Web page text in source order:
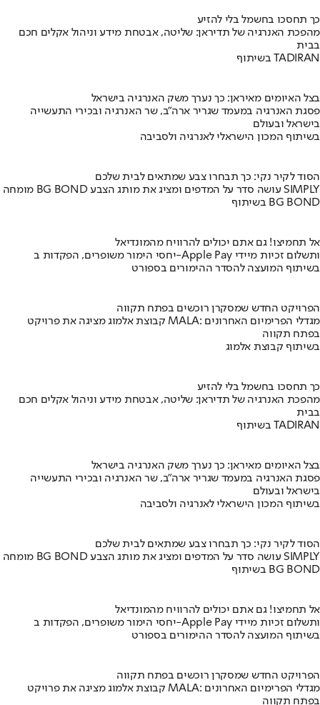
כך תחסכו בחשמל בלי להזיע
מהפכת האנרגיה של תדיראן: שליטה, אבטחת מידע וניהול אקלים חכם
בבית
בשיתוף TADIRAN
בצל האיומים מאיראן: כך נערך משק האנרגיה בישראל
פסגת האנרגיה במעמד שגריר ארה"ב, שר האנרגיה ובכירי התעשייה
בישראל ובעולם
בשיתוף המכון הישראלי לאנרגיה ולסביבה
הסוד לקיר נקי: כך תבחרו צבע שמתאים לבית שלכם
מומחה BG BOND עושה סדר על המדפים ומציג את מותג הצבע SIMPLY
בשיתוף BG BOND
אל תחמיצו! גם אתם יכולים להרוויח מהמונדיאל
יחסי הימור משופרים, הפקדות ב-Apple Pay ותשלום זכיות מיידי
בשיתוף המועצה להסדר ההימורים בספורט
הפרויקט החדש שמסקרן רוכשים בפתח תקווה
קבוצת אלמוג מציגה את פרויקט MALA: מגדלי הפרימיום האחרונים
בפתח תקווה
בשיתוף קבוצת אלמוג
כך תחסכו בחשמל בלי להזיע
מהפכת האנרגיה של תדיראן: שליטה, אבטחת מידע וניהול אקלים חכם
בבית
בשיתוף TADIRAN
בצל האיומים מאיראן: כך נערך משק האנרגיה בישראל
פסגת האנרגיה במעמד שגריר ארה"ב, שר האנרגיה ובכירי התעשייה
בישראל ובעולם
בשיתוף המכון הישראלי לאנרגיה ולסביבה
הסוד לקיר נקי: כך תבחרו צבע שמתאים לבית שלכם
מומחה BG BOND עושה סדר על המדפים ומציג את מותג הצבע SIMPLY
בשיתוף BG BOND
אל תחמיצו! גם אתם יכולים להרוויח מהמונדיאל
יחסי הימור משופרים, הפקדות ב-Apple Pay ותשלום זכיות מיידי
בשיתוף המועצה להסדר ההימורים בספורט
הפרויקט החדש שמסקרן רוכשים בפתח תקווה
קבוצת אלמוג מציגה את פרויקט MALA: מגדלי הפרימיום האחרונים
בפתח תקווה